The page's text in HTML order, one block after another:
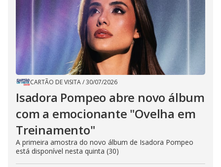
CARTÃO DE VISITA/30/07/2026
Isadora Pompeo abre novo álbum
com a emocionante "Ovelha em
Treinamento"
A primeira amostra do novo álbum de Isadora Pompeo
está disponível nesta quinta (30)